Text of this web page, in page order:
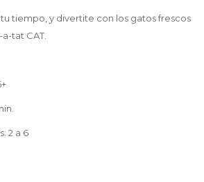
tiempo, y divertite con los gatos frescos
tat CAT.
2 a 6